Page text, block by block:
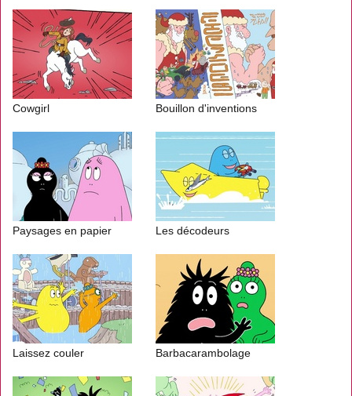
Cowgirl Bouillon d'inventions
Paysages en papier Les décodeurs
Laissez couler Barbacarambolage